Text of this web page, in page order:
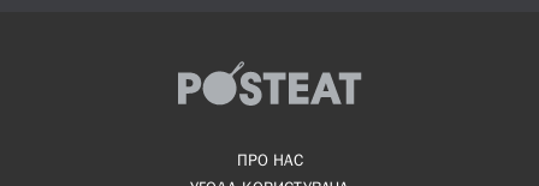
ПРО НАС